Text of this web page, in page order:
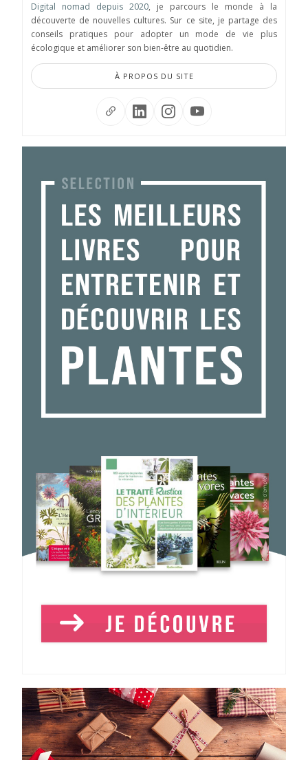
Digital nomad depuis 2020, je parcours le monde à la
découverte de nouvelles cultures. Sur ce site, je partage des
conseils pratiques pour adopter un mode de vie plus
écologique et améliorer son bien-être au quotidien.
À PROPOS DU SITE